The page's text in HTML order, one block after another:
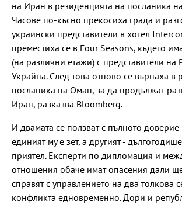
на Иран в резиденцията на посланика
Часове по-късно прекосиха града и
украински представители в хотел
преместиха се в Four Seasons, където
(на различни етажи) с представители на
Украйна. След това отново се върнаха в
посланика на Оман, за да продължат
Иран, разказва Bloomberg.
И двамата се ползват с пълното
единият му е зет, а другият -
приятел. Експерти по дипломация и
отношения обаче имат опасения дали
справят с управлението на два толкова
конфликта едновременно. Дори и